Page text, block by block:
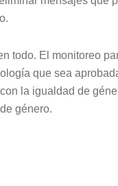
todo. El monitoreo
que sea
la igualdad de
género.